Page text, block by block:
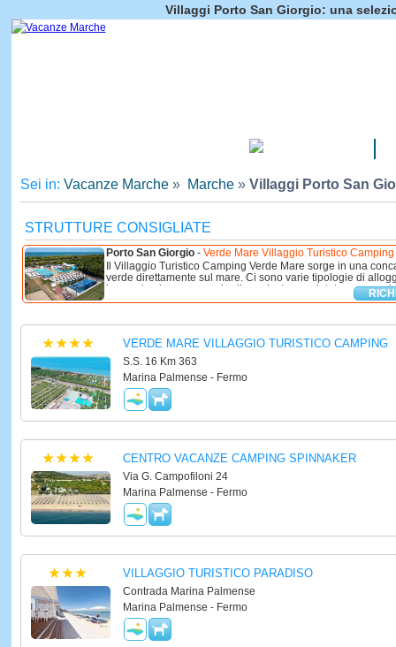
Villaggi Porto San Giorgio: una
Sei in: Vacanze Marche» Marche» Villaggi Porto San
STRUTTURE CONSIGLIATE
Porto San Giorgio- Verde Mare Villaggio Turistico Camping
Il Villaggio Turistico Camping Verde Mare sorge in una
verde direttamente sul mare. Ci sono varie tipologie di
immersi nel parco con giardino privato e recintato; case
VERDE MARE VILLAGGIO TURISTICO CAMPING
S.S. 16 Km 363
Marina Palmense - Fermo
CENTRO VACANZE CAMPING SPINNAKER
Via G. Campofiloni 24
Marina Palmense - Fermo
VILLAGGIO TURISTICO PARADISO
Contrada Marina Palmense
Marina Palmense - Fermo